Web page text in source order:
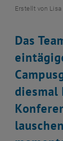
Erstellt von
Das
diesmal